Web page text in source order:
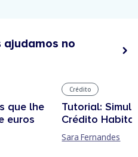
ajudamos no
que lhe
euros
Crédito
Tutorial:
Crédito
Sara Fernandes